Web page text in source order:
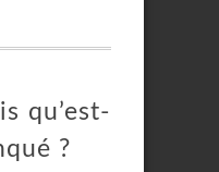
qu’est-
?